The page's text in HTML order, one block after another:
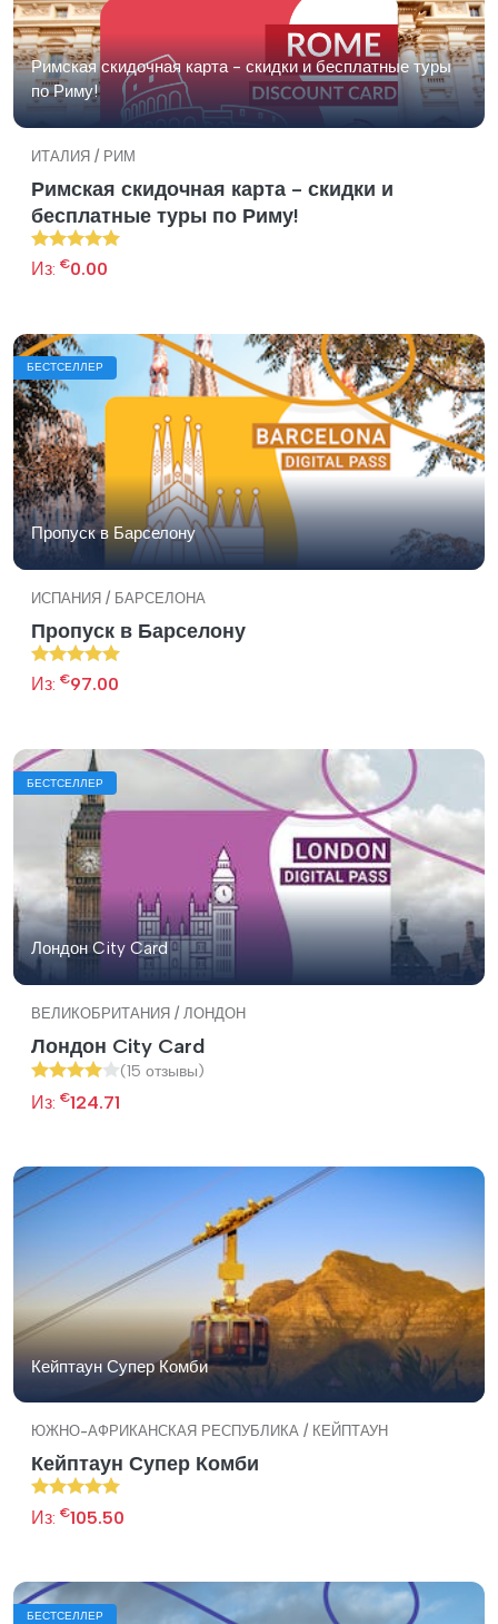
Римская скидочная карта - скидки и бесплатные туры
по Риму!
ИТАЛИЯ / РИМ
Римская скидочная карта - скидки и
бесплатные туры по Риму!
Из: €0.00
Пропуск в Барселону
БЕСТСЕЛЛЕР
ИСПАНИЯ / БАРСЕЛОНА
Пропуск в Барселону
Из: €97.00
Лондон City Card
БЕСТСЕЛЛЕР
ВЕЛИКОБРИТАНИЯ / ЛОНДОН
Лондон City Card
(15 отзывы)
Из: €124.71
Кейптаун Супер Комби
ЮЖНО-АФРИКАНСКАЯ РЕСПУБЛИКА / КЕЙПТАУН
Кейптаун Супер Комби
Из: €105.50
БЕСТСЕЛЛЕР